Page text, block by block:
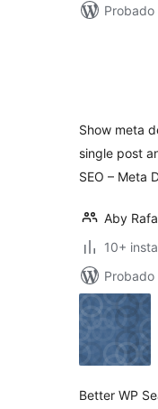
Probado
Show meta
single post
SEO – Meta
Aby Rafa
10+
Better WP